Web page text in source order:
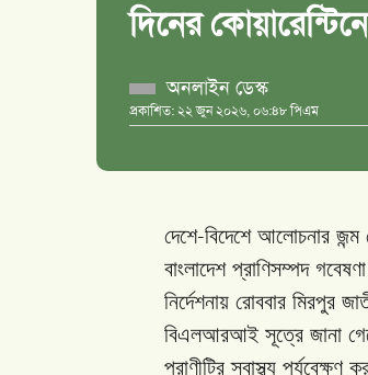
দিনের কোয়ারেন্টিনে
অনলাইন ডেস্ক
প্রকাশিত: ২২ জুন ২০২৬, ০৬:৪৮ পিএম
দেশে-বিদেশে আলোচনার জন্ম
বাংলাদেশ প্রাণিসম্পদ গবেষণা
নির্দেশনায় রোববার মিরপুর
বিএলআরআই সূত্রে জানা
প্রাণীটির স্বাস্থ্য পর্যবেক্ষণ